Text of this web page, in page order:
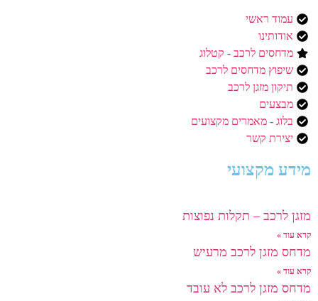
עמוד ראשי
אודותינו
מדחסים לרכב - קטלוג
שיפוץ מדחסים לרכב
תיקון מזגן לרכב
מבצעים
בלוג - מאמרים מקצועים
יצירת קשר
מידע מקצועי
מזגן לרכב – תקלות נפוצות
קרא עוד »
מדחס מזגן לרכב מרעיש
קרא עוד »
מדחס מזגן לרכב לא עובד